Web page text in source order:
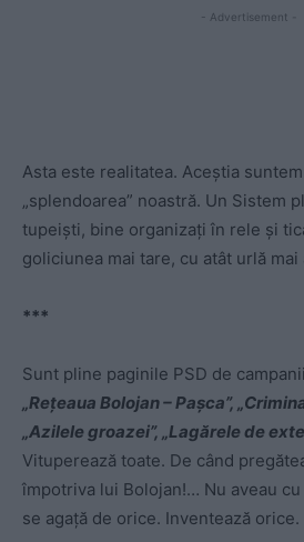
- Advertisement -
Asta este realitatea. Aceștia
„splendoarea” noastră. Un Sistem
tupeiști, bine organizați în rele și
goliciunea mai tare, cu atât urlă
***
Sunt pline paginile PSD de
„Rețeaua Bolojan – Pașca”,
„Azilele groazei”, „Lagărele de
Vituperează toate. De când
împotriva lui Bolojan!… Nu aveau
se agață de orice. Inventează orice.